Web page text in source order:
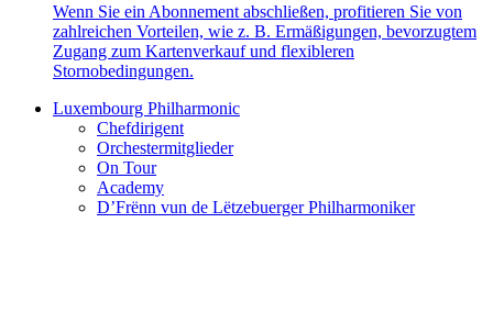
Wenn Sie ein Abonnement abschließen, profitieren Sie von
zahlreichen Vorteilen, wie z. B. Ermäßigungen, bevorzugtem
Zugang zum Kartenverkauf und flexibleren
Stornobedingungen.
Luxembourg Philharmonic
Chefdirigent
Orchestermitglieder
On Tour
Academy
D’Frënn vun de Lëtzebuerger Philharmoniker